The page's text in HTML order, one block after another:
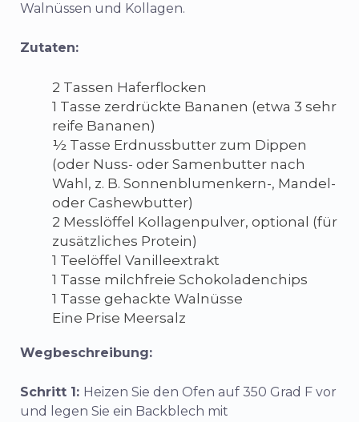
Walnüssen und Kollagen.
Zutaten:
2 Tassen Haferflocken
1 Tasse zerdrückte Bananen (etwa 3 sehr
reife Bananen)
½ Tasse Erdnussbutter zum Dippen
(oder Nuss- oder Samenbutter nach
Wahl, z. B. Sonnenblumenkern-, Mandel-
oder Cashewbutter)
2 Messlöffel Kollagenpulver, optional (für
zusätzliches Protein)
1 Teelöffel Vanilleextrakt
1 Tasse milchfreie Schokoladenchips
1 Tasse gehackte Walnüsse
Eine Prise Meersalz
Wegbeschreibung:
Schritt 1: Heizen Sie den Ofen auf 350 Grad F vor
und legen Sie ein Backblech mit